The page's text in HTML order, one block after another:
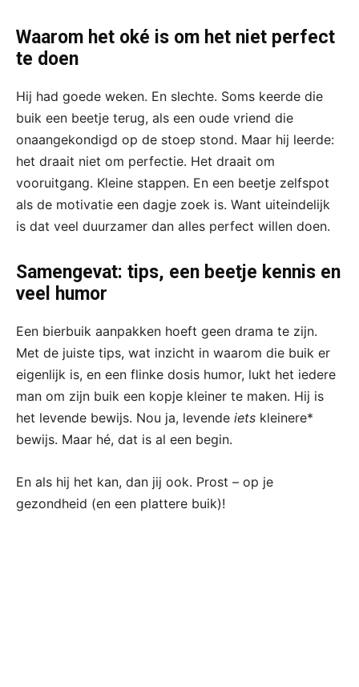
Waarom het oké is om het niet perfect
te doen
Hij had goede weken. En slechte. Soms keerde die
buik een beetje terug, als een oude vriend die
onaangekondigd op de stoep stond. Maar hij leerde:
het draait niet om perfectie. Het draait om
vooruitgang. Kleine stappen. En een beetje zelfspot
als de motivatie een dagje zoek is. Want uiteindelijk
is dat veel duurzamer dan alles perfect willen doen.
Samengevat: tips, een beetje kennis en
veel humor
Een bierbuik aanpakken hoeft geen drama te zijn.
Met de juiste tips, wat inzicht in waarom die buik er
eigenlijk is, en een flinke dosis humor, lukt het iedere
man om zijn buik een kopje kleiner te maken. Hij is
het levende bewijs. Nou ja, levende iets kleinere*
bewijs. Maar hé, dat is al een begin.
En als hij het kan, dan jij ook. Prost – op je
gezondheid (en een plattere buik)!